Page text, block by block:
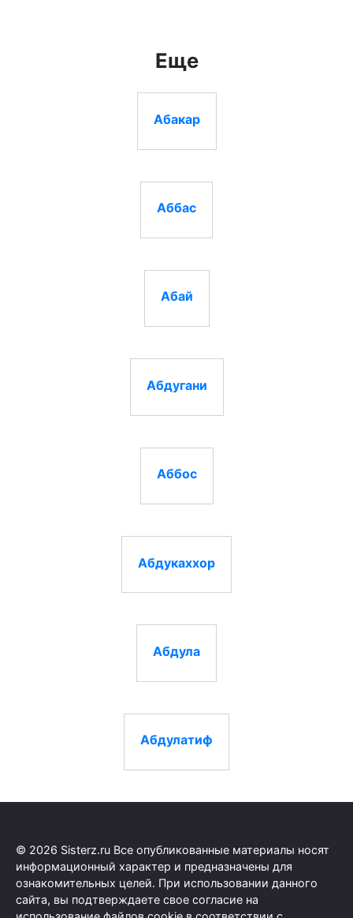
Еще
Абакар
Аббас
Абай
Абдугани
Аббос
Абдукаххор
Абдула
Абдулатиф
© 2026 Sisterz.ru Все опубликованные материалы носят
информационный характер и предназначены для
ознакомительных целей. При использовании данного
сайта, вы подтверждаете свое согласие на